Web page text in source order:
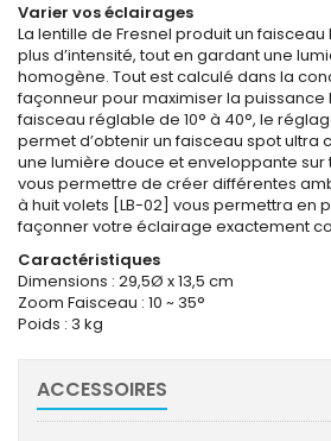
Varier vos éclairages
La lentille de Fresnel produit un
plus d’intensité, tout en gardant une
homogène. Tout est calculé dans la
façonneur pour maximiser la puissance
faisceau réglable de 10° à 40°, le
permet d’obtenir un faisceau spot ultra
une lumière douce et enveloppante sur
vous permettre de créer différentes
à huit volets [LB-02] vous permettra en
façonner votre éclairage exactement
Caractéristiques
Dimensions : 29,5Ø x 13,5 cm
Zoom Faisceau : 10 ~ 35°
Poids : 3 kg
ACCESSOIRES